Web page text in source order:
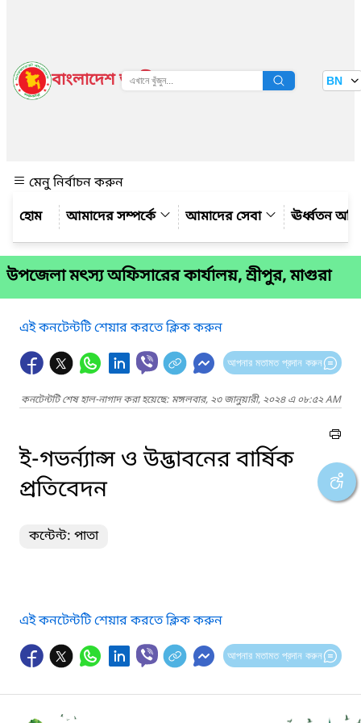
বাংলাদেশ জাতীয় তথ্য বাতায়ন BN
মেনু নির্বাচন করুন
আমাদের সম্পর্কে
আমাদের সেবা ঊর্ধ্বতন
উপজেলা মৎস্য অফিসারের কার্যালয়, শ্রীপুর, মাগুরা
এই কনটেন্টটি শেয়ার করতে ক্লিক করুন
আপনার মতামত প্রদান করুন
কনটেন্টটি শেষ হাল-নাগাদ করা হয়েছে: মঙ্গলবার, ২৩ জানুয়ারী, ২০২৪ এ ০৮:৫২ AM
ই-গভর্ন্যান্স ও উদ্ভাবনের বার্ষিক
প্রতিবেদন
কন্টেন্ট: পাতা
এই কনটেন্টটি শেয়ার করতে ক্লিক করুন
আপনার মতামত প্রদান করুন